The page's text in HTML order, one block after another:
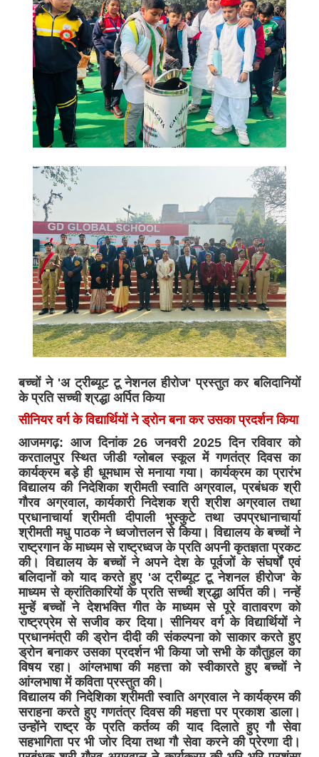
बच्चों ने 'अ ट्रीब्यूट टू नेशनल हीरोज' प्रस्तुत कर बलिदानियों
के प्रति सच्ची श्रद्धा अर्पित किया
सीनियर वर्ग के विद्यार्थियों ने ड्रोन बना कर उसका प्रदर्शन किया
आजमगढ़: आज दिनांक 26 जनवरी 2025 दिन रविवार को
करतालपुर स्थित जीडी ग्लोबल स्कूल में गणतंत्र दिवस का
कार्यक्रम बड़े ही धूमधाम से मनाया गया। कार्यक्रम का प्रारंभ
विद्यालय की निदेशिका श्रीमती स्वाति अग्रवाल, प्रबंधक श्री
गौरव अग्रवाल, कार्यकारी निदेशक श्री श्रीश अग्रवाल तथा
प्रधानाचार्या श्रीमती दीपाली भुस्कुटे तथा उपप्रधानाचार्या
श्रीमती मधु पाठक ने ध्वजोत्तलन से किया। विद्यालय के बच्चों ने
राष्ट्रगान के माध्यम से राष्ट्रध्वज के प्रति अपनी कृतज्ञता प्रकट
की। विद्यालय के बच्चों ने अपने देश के पूर्वजों के संघर्षों एवं
बलिदानों को याद करते हुए 'अ ट्रीब्यूट टू नेशनल हीरोज' के
माध्यम से क्रांतिकारियों के प्रति सच्ची श्रद्धा अर्पित की। नन्हें
मुन्हें बच्चों ने देशभक्ति गीत के माध्यम से पूरे वातावरण को
राष्ट्रप्रेम से सजीव कर दिया। सीनियर वर्ग के विद्यार्थियों ने
प्रधानमंत्री की ड्रोन दीदी की संकल्पना को साकार करते हुए
ड्रोन बनाकर उसका प्रदर्शन भी किया जो सभी के कौतुहल का
विषय रहा। आंग्लभाषा की महत्ता को स्वीकारते हुए बच्चों ने
आंग्लभाषा में कविता प्रस्तुत की।
विद्यालय की निदेशिका श्रीमती स्वाति अग्रवाल ने कार्यक्रम की
सराहना करते हुए गणतंत्र दिवस की महत्ता पर प्रकाश डाला।
उन्होंने राष्ट्र के प्रति कर्तव्य की याद दिलाते हुए गौ सेवा
सहभागिता पर भी जोर दिया तथा गौ सेवा करने की प्रेरणा दी।